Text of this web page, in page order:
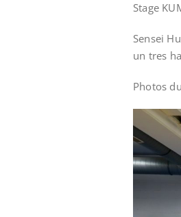
Stage
Sensei
un tres
Photos